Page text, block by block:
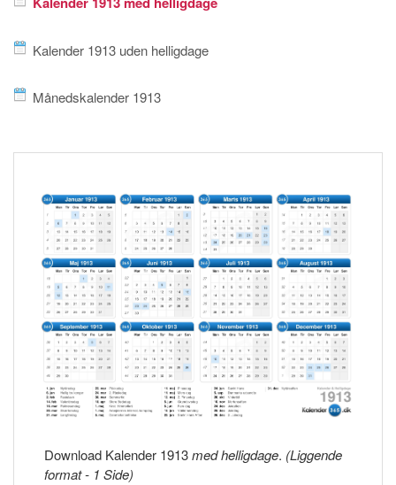
Kalender 1913 uden helligdage
Månedskalender 1913
Download Kalender 1913med helligdage. (Liggende
format - 1 Side)